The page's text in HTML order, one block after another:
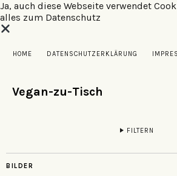
Ja, auch diese Webseite verwendet
alles zum Datenschutz
HOME DATENSCHUTZERKLÄRUNG
Vegan-zu-Tisch
FILTERN
BILDER